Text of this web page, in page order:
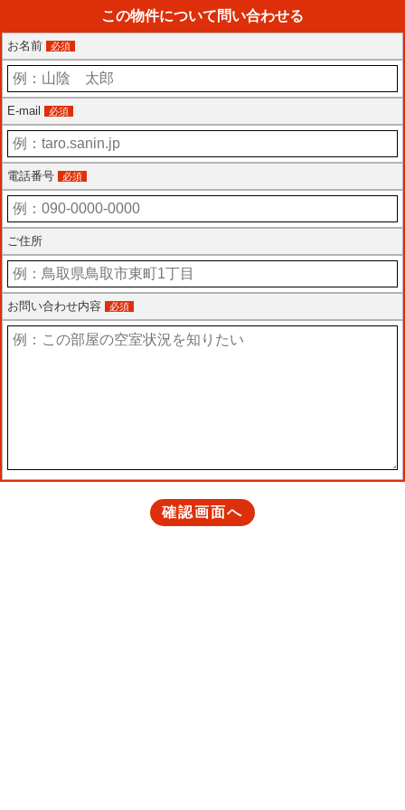
この物件について問い合わせる
お名前 必須
E-mail 必須
電話番号 必須
ご住所
お問い合わせ内容 必須